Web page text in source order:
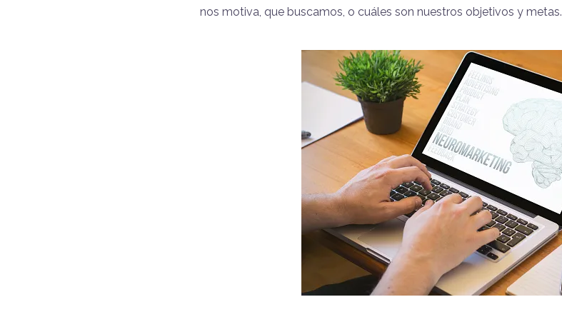
nos motiva, que buscamos, o cuáles son nuestros objetivos y metas.